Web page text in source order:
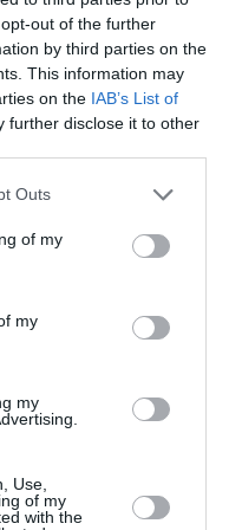
out of the further
by third parties on the
This information may
on the IAB’s List of
further disclose it to other
Outs
of my
my
my
Use,
of my
with the
Νταλάρας στο
Μέγαρο
Μουσικής
Αθηνών
Μάρτιος 2025
έκφρασης Zp87